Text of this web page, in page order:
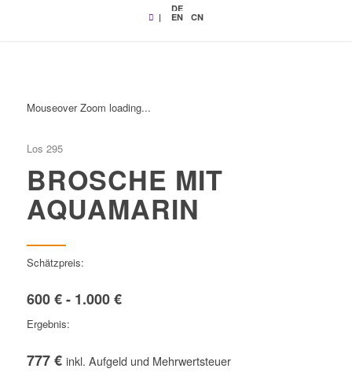
|
DE
EN CN
Mouseover Zoom loading...
Los 295
BROSCHE MIT
AQUAMARIN
Schätzpreis:
600 € - 1.000 €
Ergebnis:
777 € inkl. Aufgeld und Mehrwertsteuer